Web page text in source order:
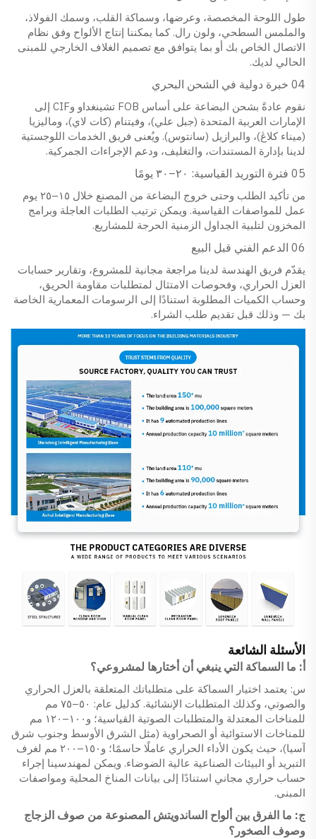
طول اللوحة المخصصة، وعرضها، وسماكة القلب، وسمك الفولاذ،
والملمس السطحي، ولون رال. كما يمكننا إنتاج الألواح وفق نظام
الاتصال الخاص بك أو بما يتوافق مع تصميم الغلاف الخارجي للمبنى
الحالي لديك.
04 خبرة دولية في الشحن البحري
نقوم عادةً بشحن البضاعة على أساس FOB تشينغداو وCIF إلى
الإمارات العربية المتحدة (جبل علي)، وفيتنام (كات لاي)، وماليزيا
(ميناء كلاڠ)، والبرازيل (سانتوس). ويُعنى فريق الخدمات اللوجستية
لدينا بإدارة المستندات، والتغليف، ودعم الإجراءات الجمركية.
05 فترة التوريد القياسية: ٢٠–٣٠ يومًا
من تأكيد الطلب وحتى خروج البضاعة من المصنع خلال ١٥–٢٥ يوم
عمل للمواصفات القياسية. ويمكن ترتيب الطلبات العاجلة وبرامج
المخزون لتلبية الجداول الزمنية الحرجة للمشاريع.
06 الدعم الفني قبل البيع
يقدّم فريق الهندسة لدينا مراجعة مجانية للمشروع، وتقارير حسابات
العزل الحراري، وفحوصات الامتثال لمتطلبات مقاومة الحريق،
وحساب الكميات المطلوبة استنادًا إلى الرسومات المعمارية الخاصة
بك — وذلك قبل تقديم طلب الشراء.
الأسئلة الشائعة
أ: ما السماكة التي ينبغي أن أختارها لمشروعي؟
س: يعتمد اختيار السماكة على متطلباتك المتعلقة بالعزل الحراري
والصوتي، وكذلك المتطلبات الإنشائية. كدليل عام: ٥٠–٧٥ مم
للمناخات المعتدلة والمتطلبات الصوتية القياسية؛ و١٠٠–١٢٠ مم
للمناخات الاستوائية أو الصحراوية (مثل الشرق الأوسط وجنوب شرق
آسيا)، حيث يكون الأداء الحراري عاملًا حاسمًا؛ و١٥٠–٢٠٠ مم لغرف
التبريد أو البيئات الصناعية عالية الضوضاء. ويمكن لمهندسينا إجراء
حساب حراري مجاني استنادًا إلى بيانات المناخ المحلية ومواصفات
المبنى.
ج: ما الفرق بين ألواح الساندويتش المصنوعة من صوف الزجاج
وصوف الصخور؟